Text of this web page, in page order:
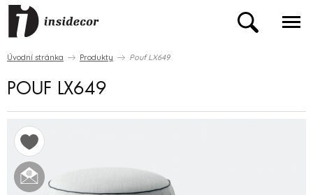
Úvodní stránka Produkty Pouf LX649
POUF LX649